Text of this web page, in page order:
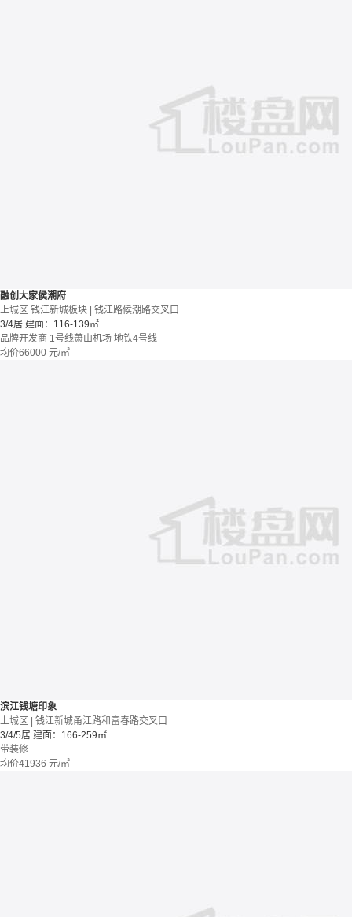
融创大家侯潮府
上城区 钱江新城板块 | 钱江路候潮路交叉口
3/4居 建面：116-139㎡
品牌开发商 1号线萧山机场 地铁4号线
均价66000 元/㎡
滨江钱塘印象
上城区 | 钱江新城甬江路和富春路交叉口
3/4/5居 建面：166-259㎡
带装修
均价41936 元/㎡